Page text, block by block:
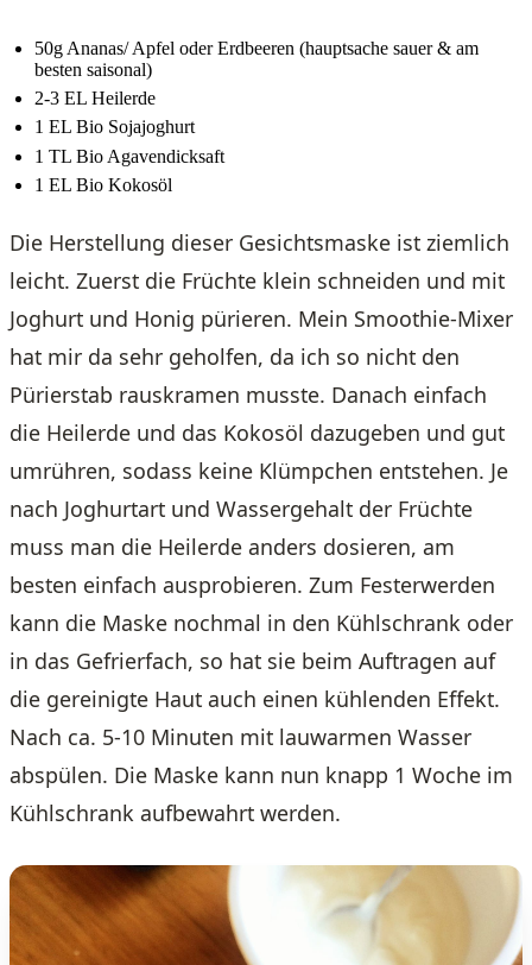
50g Ananas/ Apfel oder Erdbeeren (hauptsache sauer & am
besten saisonal)
2-3 EL Heilerde
1 EL Bio Sojajoghurt
1 TL Bio Agavendicksaft
1 EL Bio Kokosöl
Die Herstellung dieser Gesichtsmaske ist ziemlich
leicht. Zuerst die Früchte klein schneiden und mit
Joghurt und Honig pürieren. Mein Smoothie-Mixer
hat mir da sehr geholfen, da ich so nicht den
Pürierstab rauskramen musste. Danach einfach
die Heilerde und das Kokosöl dazugeben und gut
umrühren, sodass keine Klümpchen entstehen. Je
nach Joghurtart und Wassergehalt der Früchte
muss man die Heilerde anders dosieren, am
besten einfach ausprobieren. Zum Festerwerden
kann die Maske nochmal in den Kühlschrank oder
in das Gefrierfach, so hat sie beim Auftragen auf
die gereinigte Haut auch einen kühlenden Effekt.
Nach ca. 5-10 Minuten mit lauwarmen Wasser
abspülen. Die Maske kann nun knapp 1 Woche im
Kühlschrank aufbewahrt werden.